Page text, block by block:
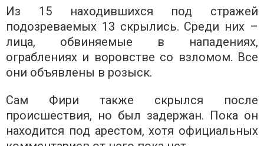
Из 15 находившихся под стражей
подозреваемых 13 скрылись. Среди них –
лица, обвиняемые в нападениях,
ограблениях и воровстве со взломом. Все
они объявлены в розыск.
Сам Фири также скрылся после
происшествия, но был задержан. Пока он
находится под арестом, хотя официальных